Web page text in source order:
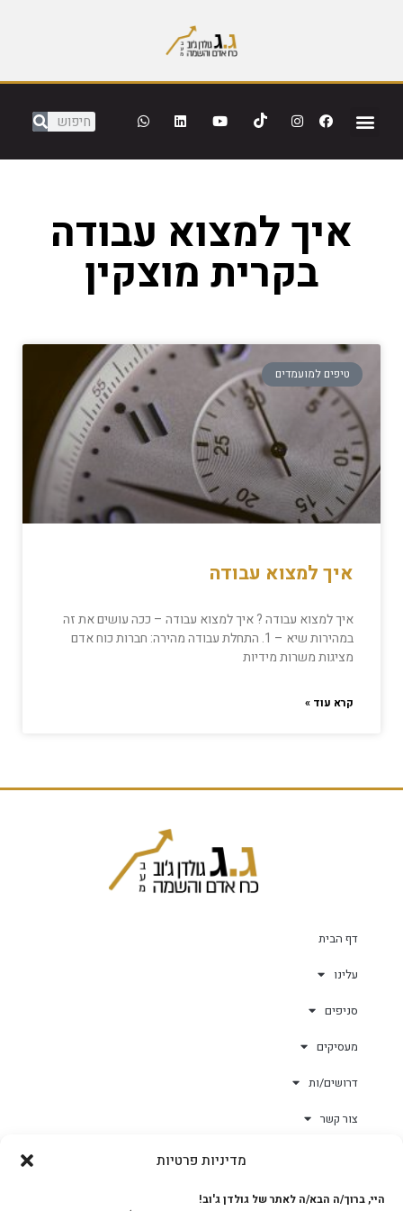
מדיניות פרטיות
היי, ברוך/ה הבא/ה לאתר של גולדן ג'וב!
איך למצוא עבודה
בקרית מוצקין
טיפים למועמדים
איך למצוא עבודה
איך למצוא עבודה ? איך למצוא עבודה – ככה עושים את זה
במהירות שיא – 1. התחלת עבודה מהירה: חברות כוח אדם
מציגות משרות מידיות
קרא עוד »
דף הבית
עלינו
סניפים
מעסיקים
דרושים/ות
צור קשר